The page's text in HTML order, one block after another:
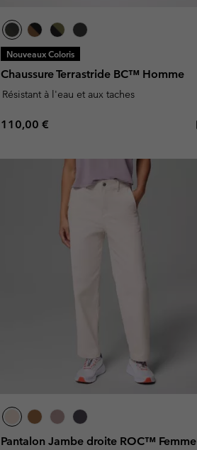
Nouveaux Coloris
Chaussure Terrastride BC™ Homme
Résistant à l'eau et aux taches
Regular price:
110,00 €
Pantalon Jambe droite ROC™ Femme